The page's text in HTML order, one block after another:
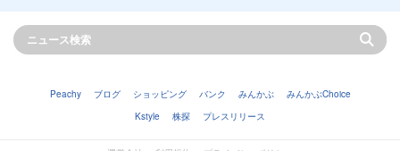
Peachy ブログ ショッピング バンク みんかぶ
みんかぶChoice
Kstyle
株探 プレスリリース